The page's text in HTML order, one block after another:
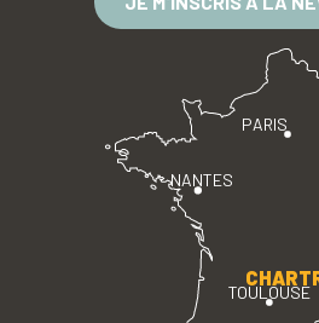
PARIS
TOULOUSE
NANTES